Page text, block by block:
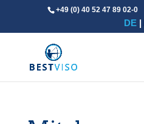
+49 (0) 40 52 47 89 02-0
DE